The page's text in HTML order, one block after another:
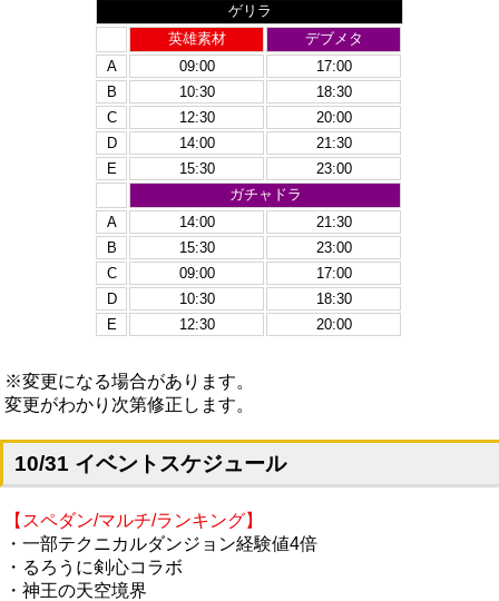
ゲリラ
英雄素材
デブメタ
A
09:00
17:00
B
10:30
18:30
C
12:30
20:00
D
14:00
21:30
E
15:30
23:00
ガチャドラ
A
14:00
21:30
B
15:30
23:00
C
09:00
17:00
D
10:30
18:30
E
12:30 20:00
※変更になる場合があります。
変更がわかり次第修正します。
10/31 イベントスケジュール
【スペダン/マルチ/ランキング】
・一部テクニカルダンジョン経験値4倍
・るろうに剣心コラボ
・神王の天空境界